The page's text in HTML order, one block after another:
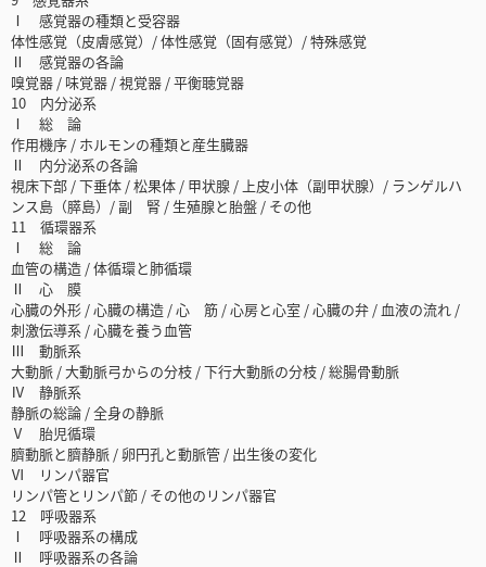
Ⅰ 感覚器の種類と受容器
体性感覚（皮膚感覚）/ 体性感覚（固有感覚）/ 特殊感覚
Ⅱ 感覚器の各論
嗅覚器 / 味覚器 / 視覚器 / 平衡聴覚器
10 内分泌系
Ⅰ 総 論
作用機序 / ホルモンの種類と産生臓器
Ⅱ 内分泌系の各論
視床下部 / 下垂体 / 松果体 / 甲状腺 / 上皮小体（副甲状腺）/ ランゲルハ
ンス島（膵島）/ 副 腎 / 生殖腺と胎盤 / その他
11 循環器系
Ⅰ 総 論
血管の構造 / 体循環と肺循環
Ⅱ 心 膜
心臓の外形 / 心臓の構造 / 心 筋 / 心房と心室 / 心臓の弁 / 血液の流れ /
刺激伝導系 / 心臓を養う血管
Ⅲ 動脈系
大動脈 / 大動脈弓からの分枝 / 下行大動脈の分枝 / 総腸骨動脈
Ⅳ 静脈系
静脈の総論 / 全身の静脈
Ⅴ 胎児循環
臍動脈と臍静脈 / 卵円孔と動脈管 / 出生後の変化
Ⅵ リンパ器官
リンパ管とリンパ節 / その他のリンパ器官
12 呼吸器系
Ⅰ 呼吸器系の構成
Ⅱ 呼吸器系の各論